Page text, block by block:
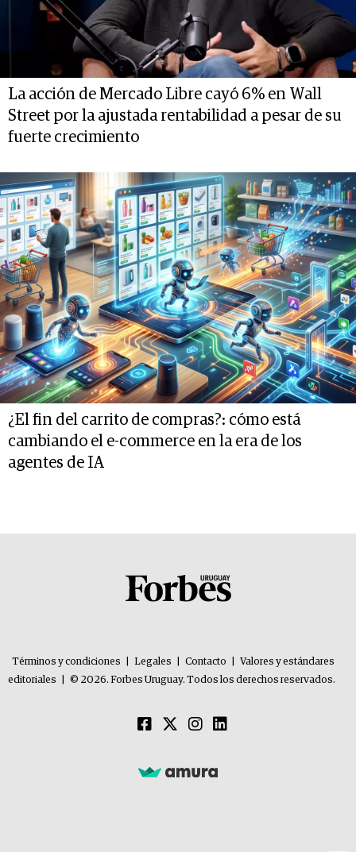
La acción de Mercado Libre cayó 6% en Wall
Street por la ajustada rentabilidad a pesar de su
fuerte crecimiento
¿El fin del carrito de compras?: cómo está
cambiando el e-commerce en la era de los
agentes de IA
Términos y condiciones Legales Contacto
Valores y estándares
editoriales
© 2026. Forbes Uruguay. Todos los derechos reservados.